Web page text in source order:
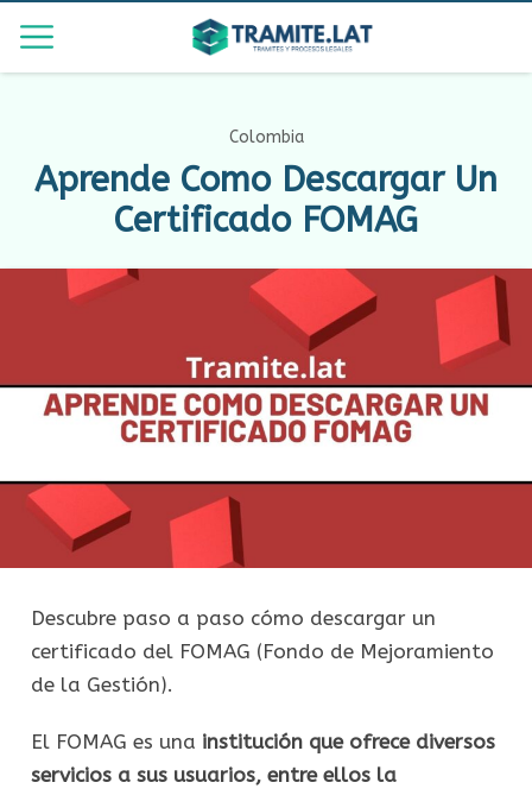
Colombia
Aprende Como Descargar Un
Certificado FOMAG
Descubre paso a paso cómo descargar un
certificado del FOMAG (Fondo de Mejoramiento
de la Gestión).
El FOMAG es una institución que ofrece diversos
servicios a sus usuarios, entre ellos la